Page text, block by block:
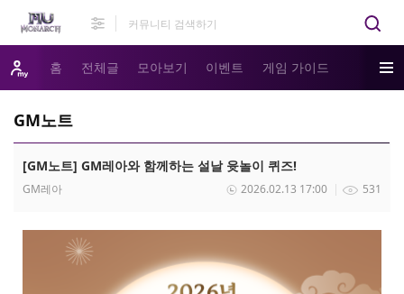
홈 전체글 모아보기 이벤트 게임 가이드
GM노트
[GM노트] GM레아와 함께하는 설날 윳놀이 퀴즈!
GM레아 531
2026.02.13 17:00